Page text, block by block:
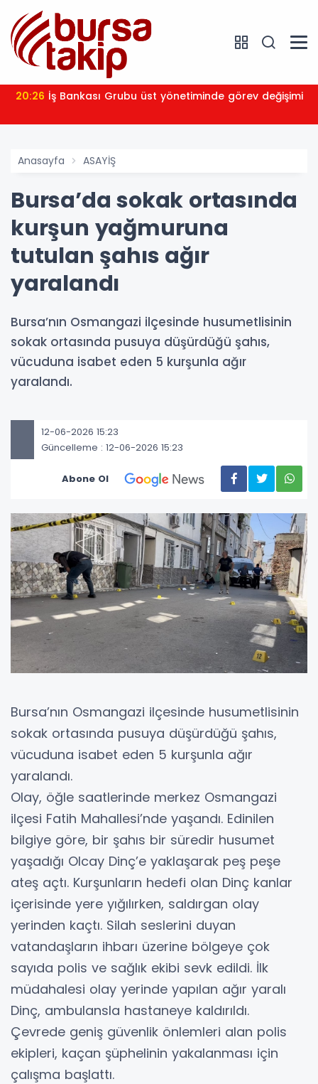
20:26 İş Bankası Grubu üst yönetiminde görev değişimi
Anasayfa ASAYİŞ
Bursa’da sokak ortasında
kurşun yağmuruna
tutulan şahıs ağır
yaralandı
Bursa’nın Osmangazi ilçesinde husumetlisinin
sokak ortasında pusuya düşürdüğü şahıs,
vücuduna isabet eden 5 kurşunla ağır
yaralandı.
12-06-2026 15:23
Güncelleme : 12-06-2026 15:23
Abone Ol
Bursa’nın Osmangazi ilçesinde husumetlisinin
sokak ortasında pusuya düşürdüğü şahıs,
vücuduna isabet eden 5 kurşunla ağır
yaralandı.
Olay, öğle saatlerinde merkez Osmangazi
ilçesi Fatih Mahallesi’nde yaşandı. Edinilen
bilgiye göre, bir şahıs bir süredir husumet
yaşadığı Olcay Dinç’e yaklaşarak peş peşe
ateş açtı. Kurşunların hedefi olan Dinç kanlar
içerisinde yere yığılırken, saldırgan olay
yerinden kaçtı. Silah seslerini duyan
vatandaşların ihbarı üzerine bölgeye çok
sayıda polis ve sağlık ekibi sevk edildi. İlk
müdahalesi olay yerinde yapılan ağır yaralı
Dinç, ambulansla hastaneye kaldırıldı.
Çevrede geniş güvenlik önlemleri alan polis
ekipleri, kaçan şüphelinin yakalanması için
çalışma başlattı.